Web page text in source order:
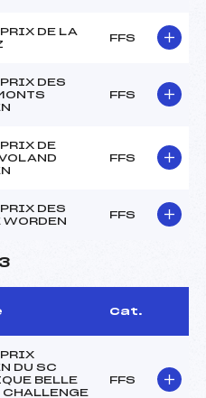
DE LA
FFS
DES
FFS
DE
FFS
DES
FFS
Cat.
PRIX
DU SC
BELLE
CHALLENGE
FFS